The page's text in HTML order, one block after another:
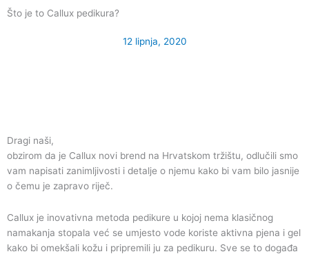
Skip
Što je to Callux pedikura?
12 lipnja, 2020
Dragi naši,
obzirom da je Callux novi brend na Hrvatskom tržištu, odlučili smo
vam napisati zanimljivosti i detalje o njemu kako bi vam bilo jasnije
o čemu je zapravo riječ.
Callux je inovativna metoda pedikure u kojoj nema klasičnog
namakanja stopala već se umjesto vode koriste aktivna pjena i gel
kako bi omekšali kožu i pripremili ju za pedikuru. Sve se to događa